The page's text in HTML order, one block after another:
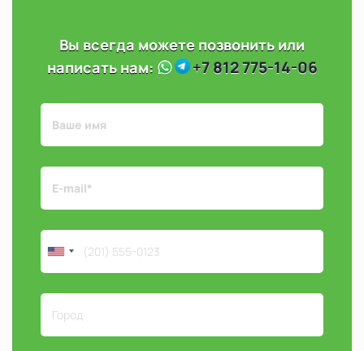
Вы всегда можете позвонить или
написать нам:
+7 812 775-14-06